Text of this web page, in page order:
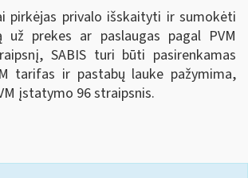
pirkėjas privalo išskaityti ir sumokėti
už prekes ar paslaugas pagal PVM
SABIS turi būti pasirenkamas
tarifas ir pastabų lauke pažymima,
įstatymo 96 straipsnis.